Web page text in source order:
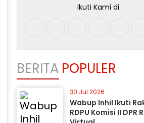
Ikuti Kami di
BERITA POPULER
30 Jul 2026
Wabup Inhil Ikuti
RDPU Komisi II DPR